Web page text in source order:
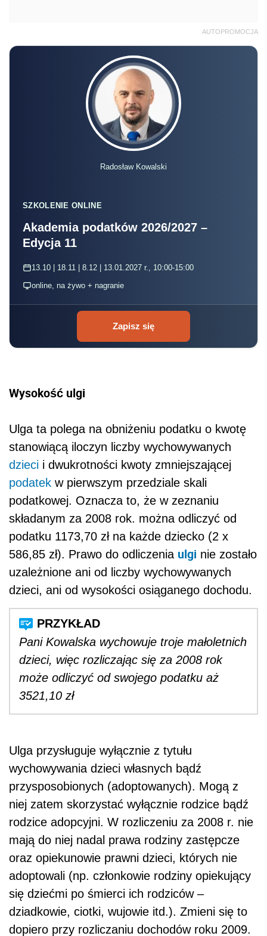
AUTOPROMOCJA
Radosław Kowalski
SZKOLENIE ONLINE
Akademia podatków 2026/2027 –
Edycja 11
13.10 | 18.11 | 8.12 | 13.01.2027 r., 10:00-15:00
online, na żywo + nagranie
Zapisz się
Wysokość ulgi
Ulga ta polega na obniżeniu podatku o kwotę
stanowiącą iloczyn liczby wychowywanych
dzieci i dwukrotności kwoty zmniejszającej
podatek w pierwszym przedziale skali
podatkowej. Oznacza to, że w zeznaniu
składanym za 2008 rok. można odliczyć od
podatku 1173,70 zł na każde dziecko (2 x
586,85 zł). Prawo do odliczenia ulgi nie zostało
uzależnione ani od liczby wychowywanych
dzieci, ani od wysokości osiąganego dochodu.
Pani Kowalska wychowuje troje małoletnich
dzieci, więc rozliczając się za 2008 rok
może odliczyć od swojego podatku aż
3521,10 zł
Ulga przysługuje wyłącznie z tytułu
wychowywania dzieci własnych bądź
przysposobionych (adoptowanych). Mogą z
niej zatem skorzystać wyłącznie rodzice bądź
rodzice adopcyjni. W rozliczeniu za 2008 r. nie
mają do niej nadal prawa rodziny zastępcze
oraz opiekunowie prawni dzieci, których nie
adoptowali (np. członkowie rodziny opiekujący
się dziećmi po śmierci ich rodziców –
dziadkowie, ciotki, wujowie itd.). Zmieni się to
dopiero przy rozliczaniu dochodów roku 2009.